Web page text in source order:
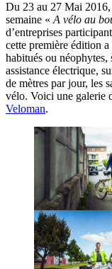
Du 23 au 27 Mai 2016,
semaine « A vélo au
d’entreprises
cette première édition
habitués ou
assistance électrique,
de mètres par jour, les
vélo. Voici une galerie
Veloman.